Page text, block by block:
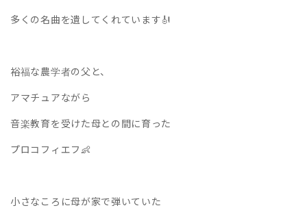
多くの名曲を遺してくれています🎻
裕福な農学者の父と、
アマチュアながら
音楽教育を受けた母との間に育った
プロコフィエフ👶
小さなころに母が家で弾いていた